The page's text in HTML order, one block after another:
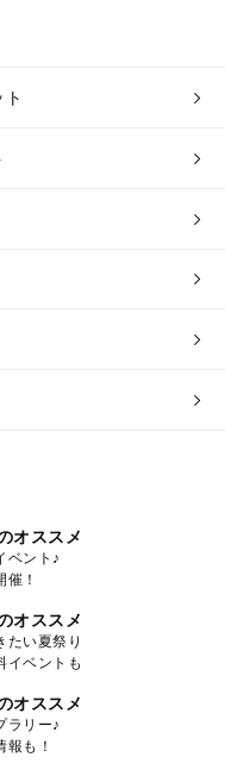
オススメ
ベント♪
！
オススメ
たい夏祭り
イベントも
オススメ
ラリー♪
も！